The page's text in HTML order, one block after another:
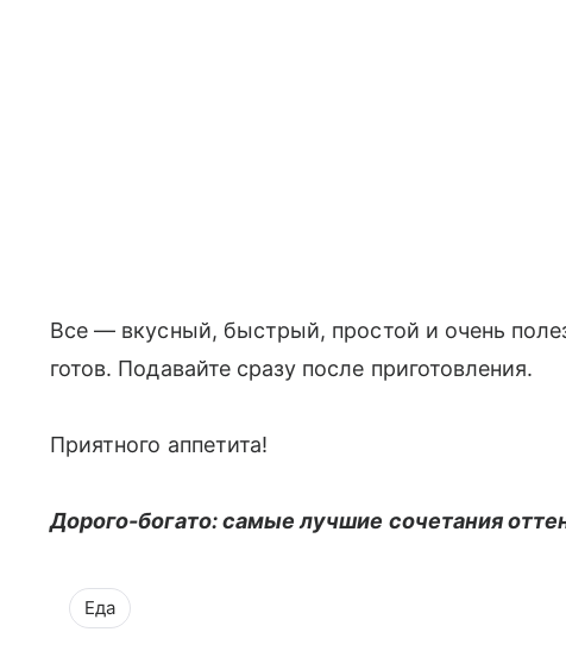
Все — вкусный, быстрый, простой и очень
готов. Подавайте сразу после приготовления.
Приятного аппетита!
Дорого-богато: самые лучшие сочетания
Еда